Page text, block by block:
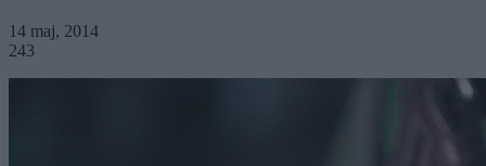
14 maj, 2014
243